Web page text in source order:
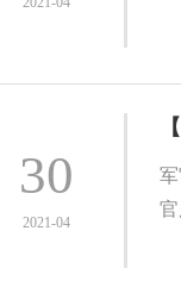
30
2021-04